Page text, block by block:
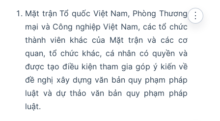
Mặt trận Tổ quốc Việt Nam, Phòng Thương
mại và Công nghiệp Việt Nam, các tổ chức
thành viên khác của Mặt trận và các cơ
quan, tổ chức khác, cá nhân có quyền và
được tạo điều kiện tham gia góp ý kiến về
đề nghị xây dựng văn bản quy phạm pháp
luật và dự thảo văn bản quy phạm pháp
luật.
⋮